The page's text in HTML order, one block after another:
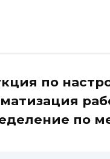
по
по